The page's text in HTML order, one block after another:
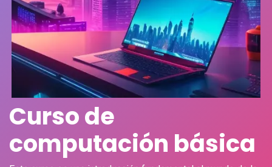
Curso de
computación básica